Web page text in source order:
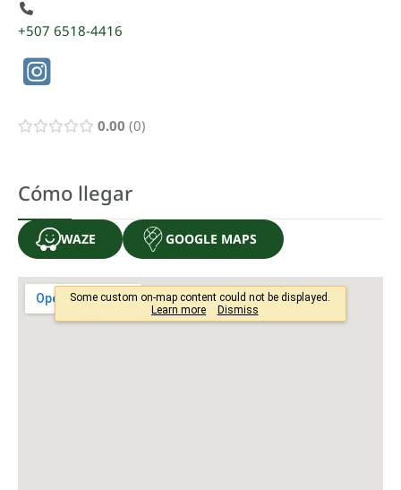
+507 6518-4416
0.00 0
Cómo llegar
WAZE GOOGLE MAPS